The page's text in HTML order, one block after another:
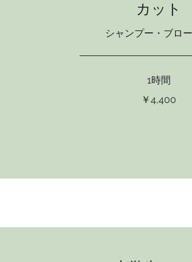
カット
シャンプー・ブロ
1時間
￥4,400